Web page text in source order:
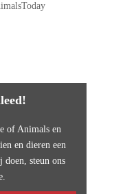
of Animals en
en dieren een
doen, steun ons